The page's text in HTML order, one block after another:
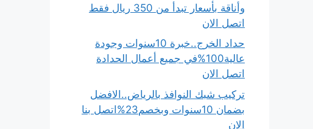
وأناقة بأسعار تبدأ من 350 ريال فقط
اتصل الان
حداد الخرج..خبرة 10سنوات وجودة
عالية100%في جميع أعمال الحدادة
اتصل الان
تركيب شبك النوافذ بالرياض..الافضل
بضمان 10سنوات وبخصم23%اتصل بنا
الان